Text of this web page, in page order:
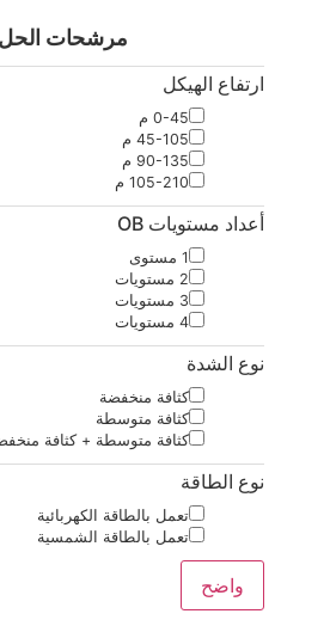
مرشحات الحل
ارتفاع الهيكل
0-45 م
45-105 م
90-135 م
105-210 م
أعداد مستويات OB
1 مستوى
2 مستويات
3 مستويات
4 مستويات
نوع الشدة
كثافة منخفضة
كثافة متوسطة
كثافة متوسطة + كثافة
نوع الطاقة
تعمل بالطاقة الكهربائية
تعمل بالطاقة الشمسية